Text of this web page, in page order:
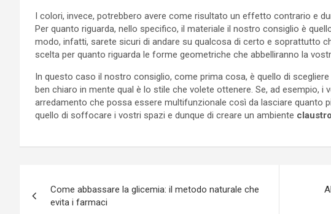
I colori, invece, potrebbero avere come risultato un effetto contrario e
Per quanto riguarda, nello specifico, il materiale il nostro consiglio è
modo, infatti, sarete sicuri di andare su qualcosa di certo e soprattutto
scelta per quanto riguarda le forme geometriche che abbelliranno la
In questo caso il nostro consiglio, come prima cosa, è quello di scegliere
ben chiaro in mente qual è lo stile che volete ottenere. Se, ad esempio, i
arredamento che possa essere multifunzionale così da lasciare quanto
quello di soffocare i vostri spazi e dunque di creare un ambiente
articoli
Come abbassare la glicemia: il metodo naturale che
evita i farmaci